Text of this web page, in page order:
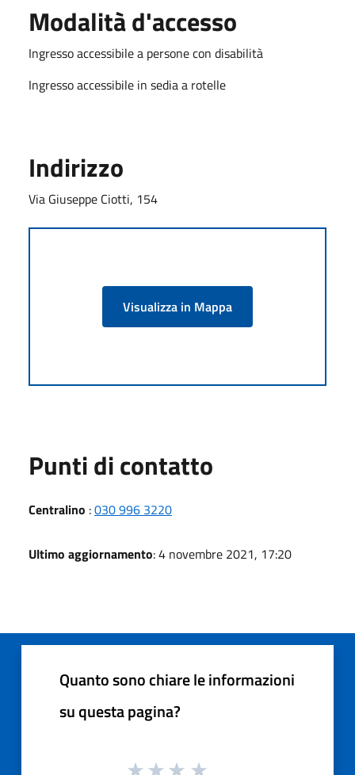
Modalità d'accesso
Ingresso accessibile a persone con disabilità
Ingresso accessibile in sedia a rotelle
Indirizzo
Via Giuseppe Ciotti, 154
Visualizza in Mappa
Punti di contatto
Centralino :030 996 3220
Ultimo aggiornamento: 4 novembre 2021, 17:20
Quanto sono chiare le informazioni
su questa pagina?